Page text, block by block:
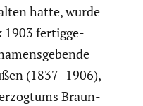
hatte, wurde
1903 fertig­ge­
(1837–1906),
Braun­